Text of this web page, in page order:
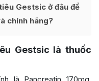
Gestsic ở đâu để
chính hãng?
Gestsic là thuốc